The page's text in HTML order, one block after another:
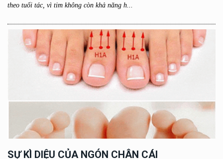
theo tuổi tác, vì tim không còn khả năng h...
SỰ KÌ DIỆU CỦA NGÓN CHÂN CÁI